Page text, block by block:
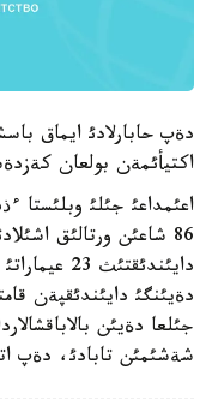
دةپ حابارلادئ ايماق
اكتيأئمةن بولعان
اعئمداعئ جئلئ وبلئستا
86 شاعئن ورتالئق
جئلعا دةيئن
شةشئمئن تابادئ، دةپ